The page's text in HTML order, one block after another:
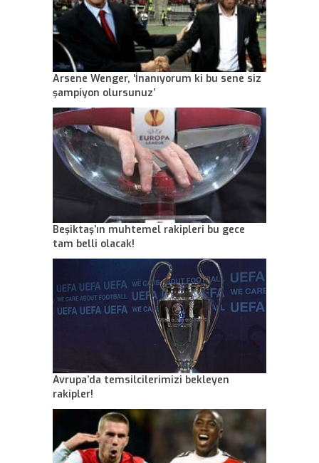
Arsene Wenger, ‘İnanıyorum ki bu sene siz
şampiyon olursunuz’
Beşiktaş’ın muhtemel rakipleri bu gece
tam belli olacak!
Avrupa’da temsilcilerimizi bekleyen
rakipler!